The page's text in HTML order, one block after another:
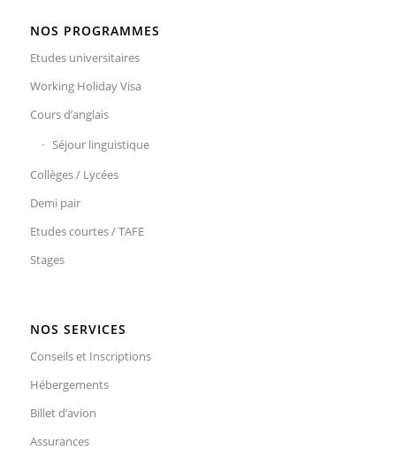
NOS PROGRAMMES
Etudes universitaires
Working Holiday Visa
Cours d’anglais
Séjour linguistique
Collèges / Lycées
Demi pair
Etudes courtes / TAFE
Stages
NOS SERVICES
Conseils et Inscriptions
Hébergements
Billet d’avion
Assurances